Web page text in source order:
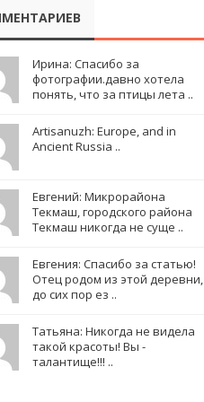
Ирина: Спасибо за
фотографии.давно хотела
понять, что за птицы лета ..
Artisanuzh: Europe, and in
Ancient Russia ..
Евгений: Микрорайона
Текмаш, городского района
Текмаш никогда не суще ..
Евгения: Спасибо за статью!
Отец родом из этой деревни,
до сих пор ез ..
Татьяна: Никогда не видела
такой красоты! Вы -
талантище!!! ..